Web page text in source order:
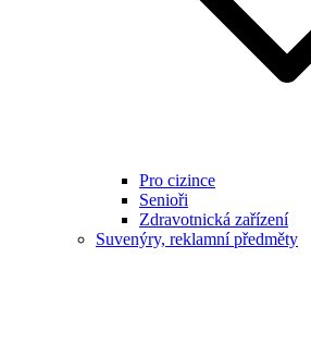
Pro cizince
Senioři
Zdravotnická zařízení
Suvenýry, reklamní předměty